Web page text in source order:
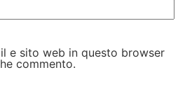
e sito web in questo browser
commento.